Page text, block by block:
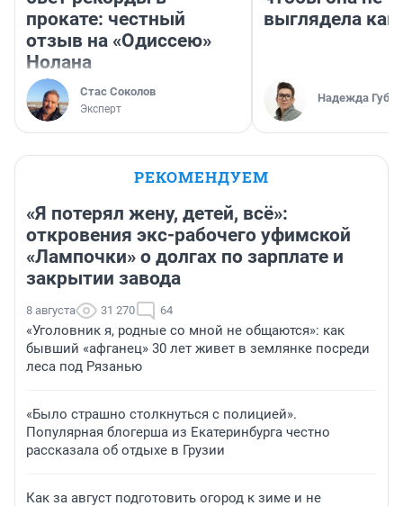
прокате: честный
отзыв на «Одиссею»
Нолана
Стас Соколов
Эксперт
выглядела как
Надежда
РЕКОМЕНДУЕМ
«Я потерял жену, детей, всё»:
откровения экс-рабочего уфимской
«Лампочки» о долгах по зарплате и
закрытии завода
8 августа 31 270 64
«Уголовник я, родные со мной не общаются»: как
бывший «афганец» 30 лет живет в землянке посреди
леса под Рязанью
«Было страшно столкнуться с полицией».
Популярная блогерша из Екатеринбурга честно
рассказала об отдыхе в Грузии
Как за август подготовить огород к зиме и не